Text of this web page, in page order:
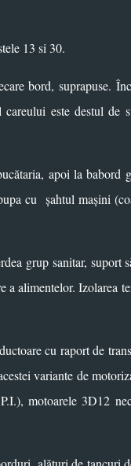
13 si 30.
bord, suprapuse.
este destul de
apoi la babord
cu șahtul mașini
grup sanitar, suport
a alimentelor. Izolarea
cu raport de
variante de
motoarele 3D12